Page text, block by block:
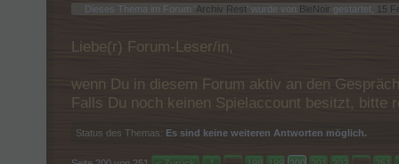
Dieses Thema im Forum ' Archiv Rest ' wurde von BleNoir gestartet, 15
Liebe(r) Forum-Leser/in,
wenn Du in diesem Forum aktiv an den
Falls Du noch keinen Spielaccount besitzt, bitte
Status des Themas: Es sind keine weiteren Antworten möglich.